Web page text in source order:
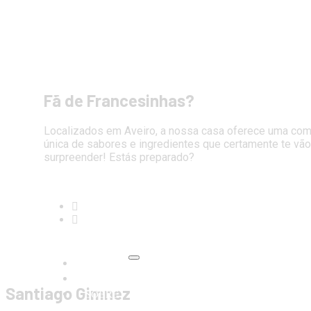
Fã de Francesinhas?
Localizados em Aveiro, a nossa casa oferece uma
única de sabores e ingredientes que certamente te vão
surpreender! Estás preparado?
SOBRE
Santiago Gimnez